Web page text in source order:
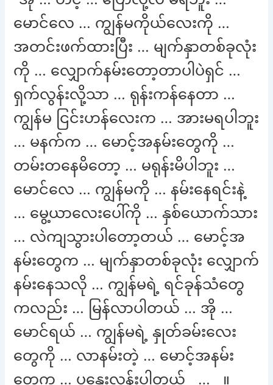
မောင်လေ … ကျွန်မကိုယ်လေးကို …
အတင်းဖက်ထားပြီး … မျက်နှာတစ်ခုလုံး
ကို … လျှောက်နမ်းတော့တာပါပဲရှင် …
ရှက်လွန်းလို့သာ … ရုန်းကန်နေတာ …
ကျွန်မ ငြင်းဟန်လေးက … အားမရပါဘူး
… မနက်က … မောင့်အနမ်းတွေကို …
တမ်းတနေမိတော့ … မရုန်းမိပါဘူး …
မောင်လေ … ကျွန်မကို … နမ်းနေရင်းနဲ့
… မွေ့ယာလေးပေါ်ကို … နှစ်ယောက်သား
… လဲကျသွားပါတော့တယ် … မောင့်အ
နမ်းတွေက … မျက်နှာတစ်ခုလုံး လျှောက်
နမ်းနေသလို … ကျွန်မရဲ့ ရင်ခုန်သံတွေ
ကလည်း … မြန်လာပါတယ် … အို …
မောင်ရယ် … ကျွန်မရဲ့ နှုတ်ခမ်းလေး
တွေကို … လာနမ်းတဲ့ … မောင့်အနမ်း
တွေက … ပူနွေးလွန်းပါတယ် … ။